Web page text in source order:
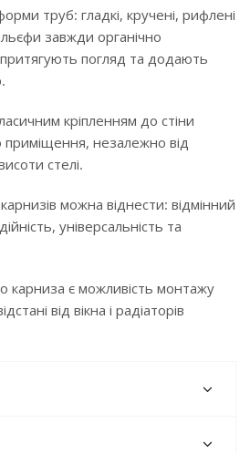
труб: гладкі, кручені, рифлені
завжди органічно
погляд та додають
кріпленням до стіни
незалежно від
стелі.
можна віднести: відмінний
універсальність та
карниза є можливість монтажу
від вікна і радіаторів